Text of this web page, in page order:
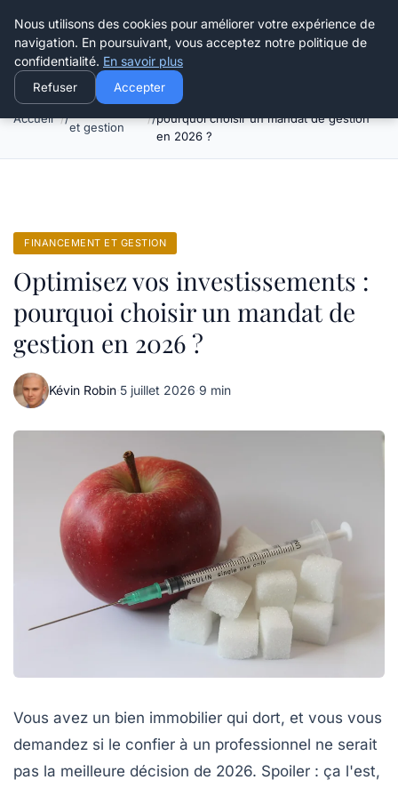
Henry Panky
Accueil
et gestion
Optimisez vos investissements :
pourquoi choisir un mandat de gestion
en 2026 ?
FINANCEMENT ET GESTION
Optimisez vos investissements :
pourquoi choisir un mandat de
gestion en 2026 ?
Kévin Robin·5 juillet 2026·9 min
Vous avez un bien immobilier qui dort, et vous vous
demandez si le confier à un professionnel ne serait
pas la meilleure décision de 2026. Spoiler : ça l'est,
Nous utilisons des cookies pour améliorer votre expérience de
navigation. En poursuivant, vous acceptez notre politique de
confidentialité. En savoir plus
Refuser Accepter